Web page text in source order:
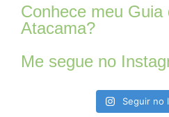
Conhece meu
Atacama?
Me segue no
Seguir no